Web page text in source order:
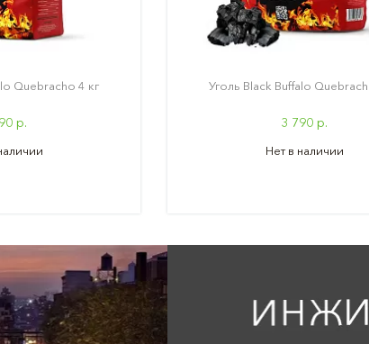
Quebracho 4 кг
р.
Уголь Black Buffalo
3 790 р.
Нет в наличии